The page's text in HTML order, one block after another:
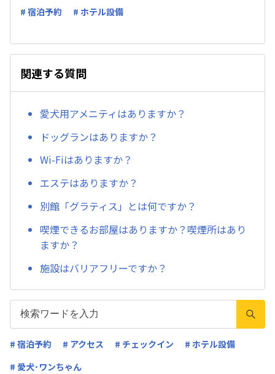
# 宿泊予約 # ホテル設備
関連する質問
愛犬用アメニティはありますか？
ドッグランはありますか？
Wi-Fiはありますか？
エステはありますか？
別館「グラティス」とは何ですか？
喫煙できるお部屋はありますか？喫煙所はあり
ますか？
施設はバリアフリーですか？
# 宿泊予約 # アクセス # チェックイン
# ホテル設備
# 愛犬･ワンちゃん